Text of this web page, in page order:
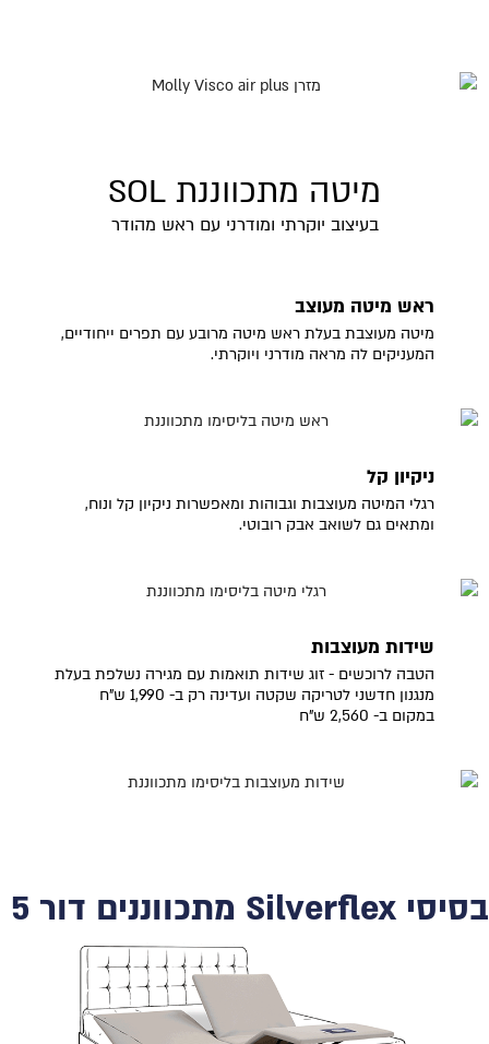
מיטה מתכווננת SOL
בעיצוב יוקרתי ומודרני עם ראש מהודר
ראש מיטה מעוצב
מיטה מעוצבת בעלת ראש מיטה מרובע עם תפרים ייחודיים,
המעניקים לה מראה מודרני ויוקרתי.
ניקיון קל
רגלי המיטה מעוצבות וגבוהות ומאפשרות ניקיון קל ונוח,
ומתאים גם לשואב אבק רובוטי.
שידות מעוצבות
הטבה לרוכשים - זוג שידות תואמות עם מגירה נשלפת בעלת
מנגנון חדשני לטריקה שקטה ועדינה רק ב- 1,990 ש"ח
במקום ב- 2,560 ש"ח
בסיסי Silverflex מתכווננים דור 5